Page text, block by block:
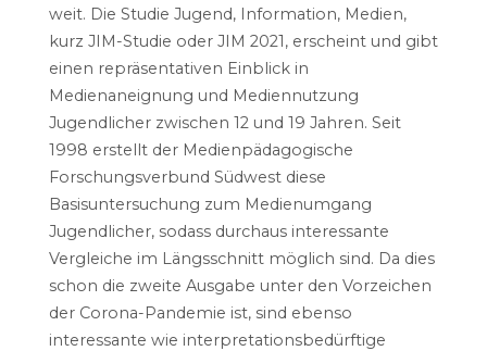
weit. Die Studie Jugend, Information, Medien,
kurz JIM-Studie oder JIM 2021, erscheint und gibt
einen repräsentativen Einblick in
Medienaneignung und Mediennutzung
Jugendlicher zwischen 12 und 19 Jahren. Seit
1998 erstellt der Medienpädagogische
Forschungsverbund Südwest diese
Basisuntersuchung zum Medienumgang
Jugendlicher, sodass durchaus interessante
Vergleiche im Längsschnitt möglich sind. Da dies
schon die zweite Ausgabe unter den Vorzeichen
der Corona-Pandemie ist, sind ebenso
interessante wie interpretationsbedürftige